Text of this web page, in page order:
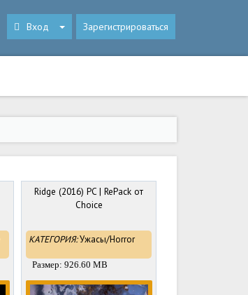
Вход Зарегистрироваться
Ridge (2016) PC | RePack от
Choice
КАТЕГОРИЯ:Ужасы/Horror
Размер: 926.60 MB